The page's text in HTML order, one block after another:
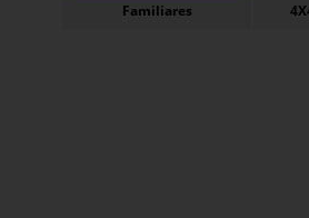
Familiares